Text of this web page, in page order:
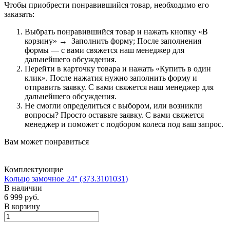
Чтобы приобрести понравившийся товар, необходимо его
заказать:
Выбрать понравившийся товар и нажать кнопку «В
корзину» → Заполнить форму; После заполнения
формы — с вами свяжется наш менеджер для
дальнейшего обсуждения.
Перейти в карточку товара и нажать «Купить в один
клик». После нажатия нужно заполнить форму и
отправить заявку. С вами свяжется наш менеджер для
дальнейшего обсуждения.
Не смогли определиться с выбором, или возникли
вопросы? Просто оставьте заявку. С вами свяжется
менеджер и поможет с подбором колеса под ваш запрос.
Вам может понравиться
Комплектующие
Кольцо замочное 24'' (373.3101031)
В наличии
6 999 руб.
В корзину